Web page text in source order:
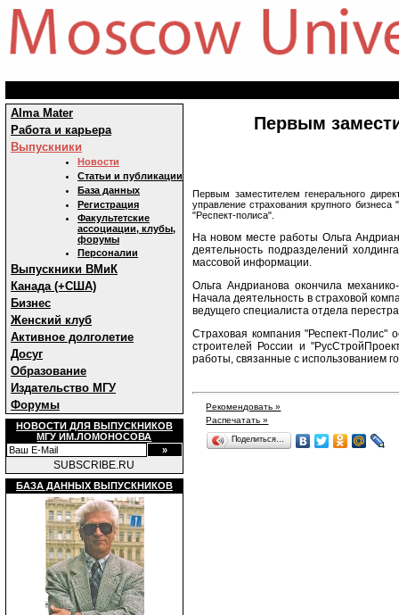
Alma Mater
Работа и карьера
Выпускники
Новости
Статьи и публикации
База данных
Регистрация
Факультетские
ассоциации, клубы,
форумы
Персоналии
Выпускники ВМиК
Канада (+США)
Бизнес
Женский клуб
Активное долголетие
Досуг
Образование
Издательство МГУ
Форумы
НОВОСТИ ДЛЯ ВЫПУСКНИКОВ
МГУ ИМ.ЛОМОНОСОВА
SUBSCRIBE.RU
БАЗА ДАННЫХ ВЫПУСКНИКОВ
Первым
Первым заместителем генерального
управление страхования крупного
"Респект-полиса".
На новом месте работы Ольга
деятельность подразделений
массовой информации.
Ольга Андрианова окончила
Начала деятельность в страховой
ведущего специалиста отдела
Страховая компания "Респект-Полис"
строителей России и
работы, связанные с использованием
Рекомендовать »
Распечатать »
Поделиться…